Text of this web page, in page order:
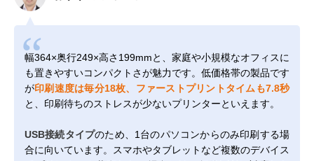
幅364×奥行249×高さ199mmと、家庭や小規模なオフィスに
も置きやすいコンパクトさが魅力です。低価格帯の製品です
が印刷速度は毎分18枚、ファーストプリントタイムも7.8秒
と、印刷待ちのストレスが少ないプリンターといえます。
USB接続タイプのため、1台のパソコンからのみ印刷する場
合に向いています。スマホやタブレットなど複数のデバイス